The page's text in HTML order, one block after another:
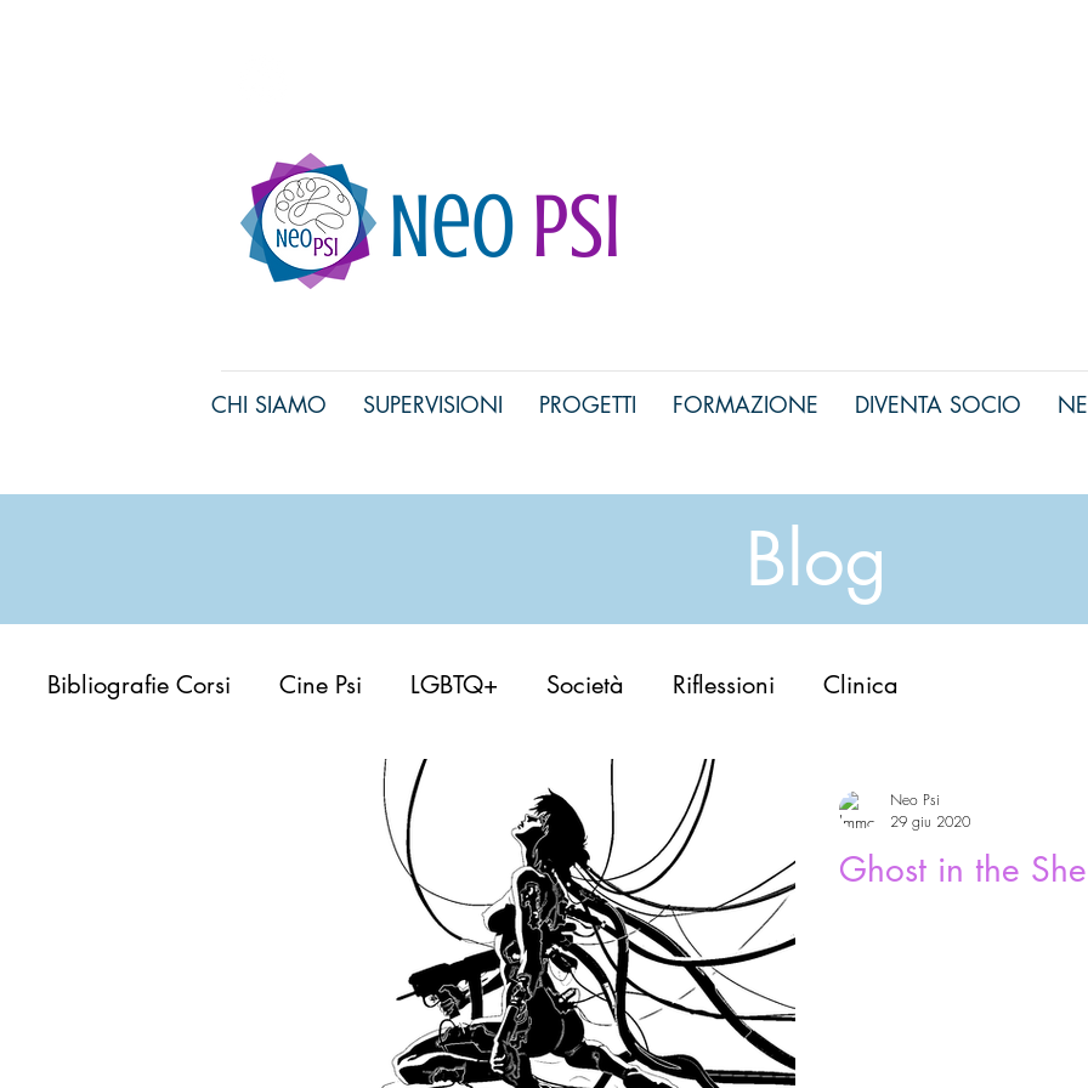
Neo Psi
CHI SIAMO SUPERVISIONI PROGETTI FORMAZIONE DIVENTA SOCIO
Blog
Bibliografie Corsi Cine Psi LGBTQ+ Società Riflessioni Clinica
Ghost in the
Neo Psi
29 giu 2020